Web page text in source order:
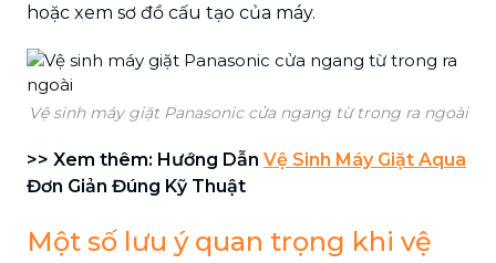
hoặc xem sơ đồ cấu tạo của máy.
Vệ sinh máy giặt Panasonic cửa ngang từ trong ra ngoài
>> Xem thêm: Hướng Dẫn Vệ Sinh Máy Giặt Aqua
Đơn Giản Đúng Kỹ Thuật
Một số lưu ý quan trọng khi vệ